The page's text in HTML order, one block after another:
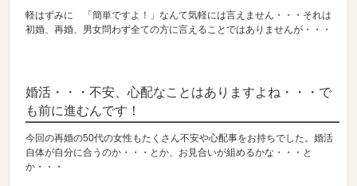
軽はずみに 「簡単ですよ！」なんて気軽には言えません・・・それは
初婚、再婚、男女問わず全ての方に言えることではありませんが・・・
婚活・・・不安、心配なことはありますよね・・・で
も前に進むんです！
今回の再婚の50代の女性もたくさん不安や心配事をお持ちでした。婚活
自体が自分に合うのか・・・とか、お見合いが組めるかな・・・と
か・・・